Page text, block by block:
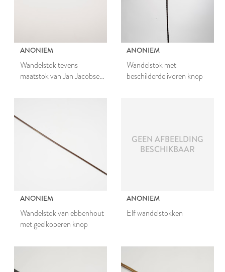
ANONIEM
Wandelstok tevens
maatstok van Jan Jacobsen
ANONIEM
Wandelstok met
beschilderde ivoren knop
ANONIEM
Wandelstok van ebbenhout
met geelkoperen knop
GEEN AFBEELDING
BESCHIKBAAR
ANONIEM
Elf wandelstokken